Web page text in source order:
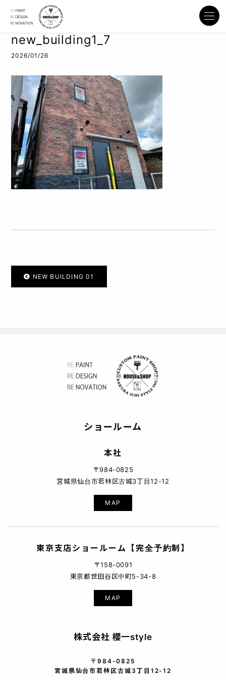
new_building1_7
2026/01/26
NEW BUILDING 01
ショールーム
本社
〒984-0825
宮城県仙台市若林区古城3丁目12-12
MAP
東京支店ショールーム【完全予約制】
〒158-0091
東京都世田谷区中町5-34-8
MAP
株式会社 櫻一style
〒984-0825
宮城県仙台市若林区古城3丁目12-12